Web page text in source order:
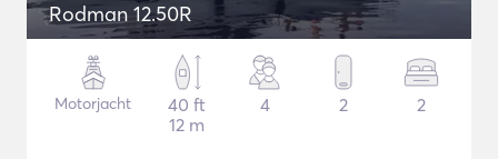
Rodman 12.50R
Motorjacht
40 ft
12 m
4 2 2